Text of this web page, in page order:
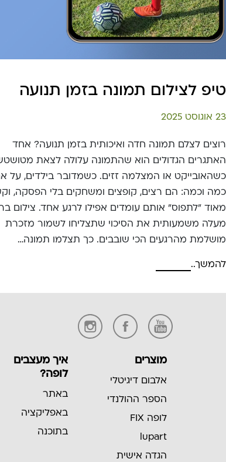
טיפ לצילום תמונה בזמן תנועה
23 אוגוסט 2025
רוצים לצלם תמונה חדה ואיכותית בזמן תנועה? אחד
האתגרים הגדולים הוא שהתמונה עלולה לצאת
כשהאובייקט או המצלמה זזים. כשמדובר בילדים, על
כמה וכמה: הם רצים, קופצים ומשחקים בלי הפסקה,
מאוד "לתפוס" אותם עומדים אפילו לרגע אחד. צילום
מעלה משמעותית את הסיכוי שתצליחו לשמור מזכרת
מושלמת מהרגעים הכי שובבים. כך תצלמו תמונה…
להמשך..
מוצרים
אלבום דיגיטלי
הספר ההולנדי
לופה FIX
lupart
הגדה אישית
איך מעצבים
לופה?
באתר
באפליקציה
בתוכנה